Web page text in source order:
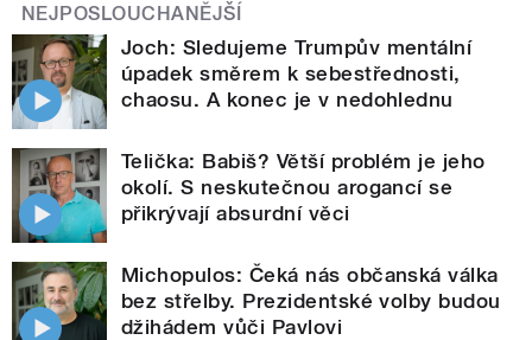
NEJPOSLOUCHANĚJŠÍ
Joch: Sledujeme Trumpův mentální
úpadek směrem k sebestřednosti,
chaosu. A konec je v nedohlednu
Telička: Babiš? Větší problém je jeho
okolí. S neskutečnou arogancí se
přikrývají absurdní věci
Michopulos: Čeká nás občanská válka
bez střelby. Prezidentské volby budou
džihádem vůči Pavlovi